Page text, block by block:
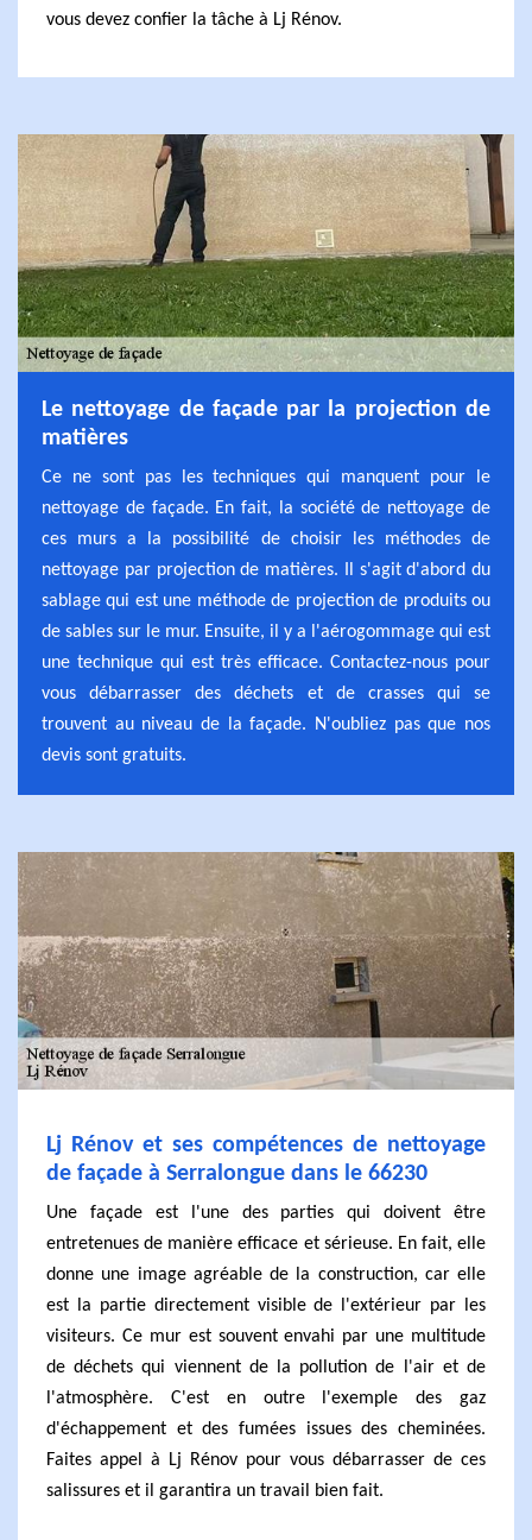
vous devez confier la tâche à Lj Rénov.
Le nettoyage de façade par la projection de
matières
Ce ne sont pas les techniques qui manquent pour le
nettoyage de façade. En fait, la société de nettoyage de
ces murs a la possibilité de choisir les méthodes de
nettoyage par projection de matières. Il s'agit d'abord du
sablage qui est une méthode de projection de produits ou
de sables sur le mur. Ensuite, il y a l'aérogommage qui est
une technique qui est très efficace. Contactez-nous pour
vous débarrasser des déchets et de crasses qui se
trouvent au niveau de la façade. N'oubliez pas que nos
devis sont gratuits.
Lj Rénov et ses compétences de nettoyage
de façade à Serralongue dans le 66230
Une façade est l'une des parties qui doivent être
entretenues de manière efficace et sérieuse. En fait, elle
donne une image agréable de la construction, car elle
est la partie directement visible de l'extérieur par les
visiteurs. Ce mur est souvent envahi par une multitude
de déchets qui viennent de la pollution de l'air et de
l'atmosphère. C'est en outre l'exemple des gaz
d'échappement et des fumées issues des cheminées.
Faites appel à Lj Rénov pour vous débarrasser de ces
salissures et il garantira un travail bien fait.